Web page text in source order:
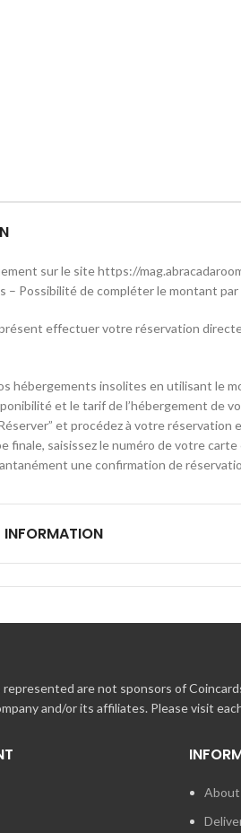
sur le site https://
– Possibilité de compléter le montant
effectuer votre réservation
hébergements insolites en utilisant le
et le tarif de l’hébergement de
et procédez à votre réservation
finale, saisissez le numéro de votre
une confirmation de
pas à consulter notre aide en
trouvé la réponse à votre question ?
service réservation du lundi au vendredi
are not sponsors of
and/or its affiliates. Please visit
About